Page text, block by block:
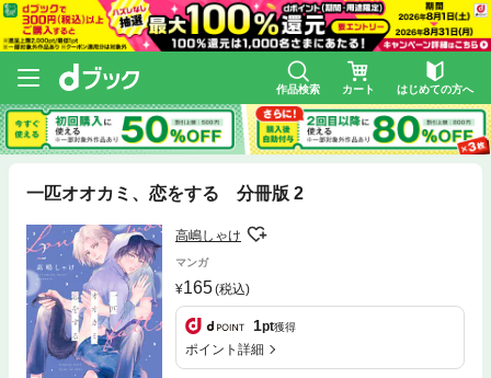
作品検索 カート はじめての方へ
一匹オオカミ、恋をする 分冊版 2
高嶋しゃけ
マンガ
165(税込)
1pt獲得
ポイント詳細